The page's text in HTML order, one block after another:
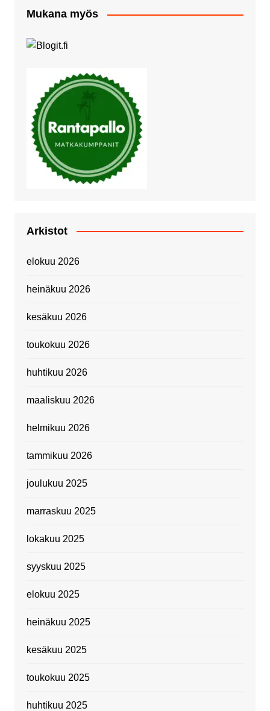
Mukana myös
Arkistot
elokuu 2026
heinäkuu 2026
kesäkuu 2026
toukokuu 2026
huhtikuu 2026
maaliskuu 2026
helmikuu 2026
tammikuu 2026
joulukuu 2025
marraskuu 2025
lokakuu 2025
syyskuu 2025
elokuu 2025
heinäkuu 2025
kesäkuu 2025
toukokuu 2025
huhtikuu 2025